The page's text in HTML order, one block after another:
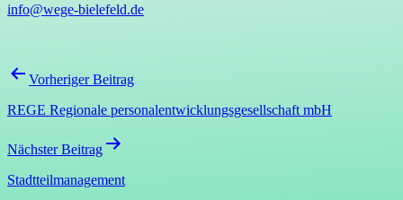
info@wege-bielefeld.de
Beitragsnavigation
Vorheriger Beitrag
REGE Regionale personalentwicklungsgesellschaft mbH
Nächster Beitrag
Stadtteilmanagement